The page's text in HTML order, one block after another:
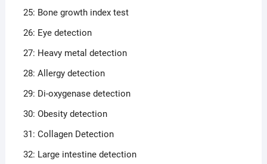
25: Bone growth index test
26: Eye detection
27: Heavy metal detection
28: Allergy detection
29: Di-oxygenase detection
30: Obesity detection
31: Collagen Detection
32: Large intestine detection